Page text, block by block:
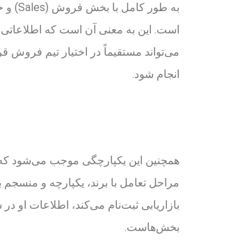
است. این به معنی آن است که
می‌تواند مستقیماً در اختیار تیم فروش
انجام شود.
مراحل تعامل با برند، یکپارچه و
بازاریابی ثبت‌نام می‌کند، اطلاعات او
بخش‌هاست.